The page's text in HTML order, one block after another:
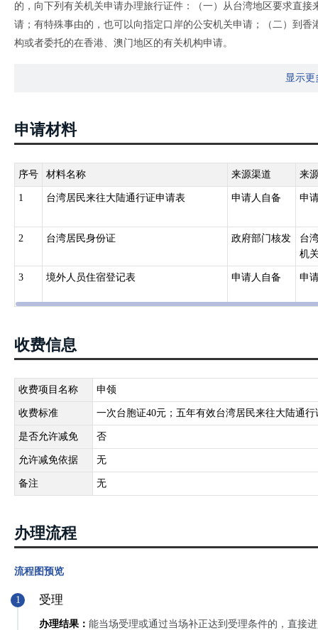
的，向下列有关机关申请办理旅行证件：（一）从台湾地区要求直
请；有特殊事由的，也可以向指定口岸的公安机关申请；（二）到
构或者委托的在香港、澳门地区的有关机构申请。
显示更
申请材料
序号 材料名称 来源渠道 来
1 台湾居民来往大陆通行证申请表 申请人自备 申
2 台湾居民身份证 政府部门核发
台
机
3 境外人员住宿登记表 申请人自备 申
收费信息
收费项目名称 申领
收费标准 一次台胞证40元；五年有效台湾居民来往大陆通
是否允许减免 否
允许减免依据 无
备注 无
办理流程
流程图预览
1 受理
办理结果： 能当场受理或通过当场补正达到受理条件的，直接